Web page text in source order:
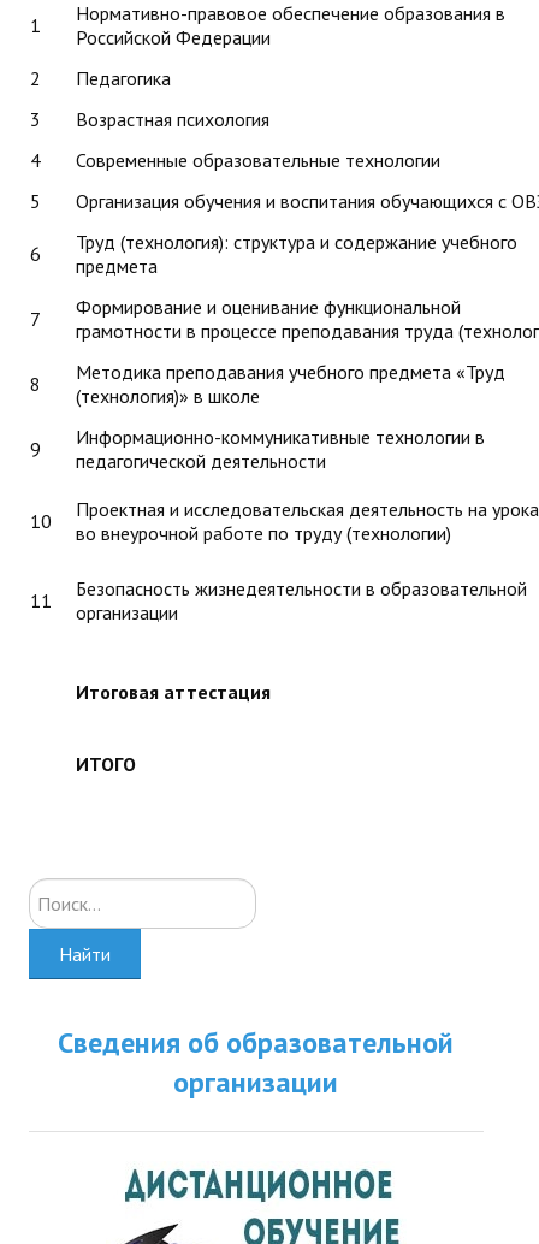
1
Нормативно-правовое обеспечение образования в
Российской Федерации
2
Педагогика
3
Возрастная психология
4
Современные образовательные технологии
5
Организация обучения и воспитания обучающихся с
6
Труд (технология): структура и содержание учебного
предмета
7
Формирование и оценивание функциональной
грамотности в процессе преподавания труда
8
Методика преподавания учебного предмета «Труд
(технология)» в школе
9
Информационно-коммуникативные технологии в
педагогической деятельности
10
Проектная и исследовательская деятельность на
во внеурочной работе по труду (технологии)
11
Безопасность жизнедеятельности в образовательной
организации
Итоговая аттестация
ИТОГО
Искать...
Найти
Сведения об образовательной
организации